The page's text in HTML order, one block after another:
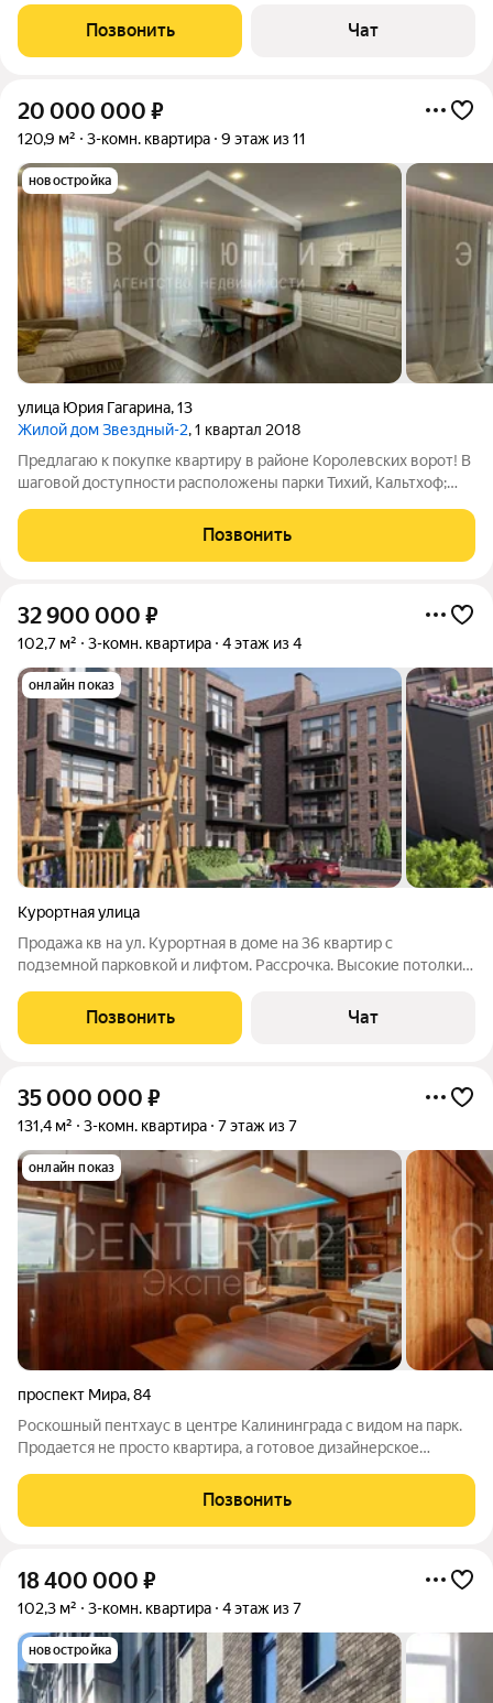
Суперпланировка, большая кухня-столовая с камином и
панорамными окнами! Все комнаты изолированные,
Позвонить Чат
20 000 000 ₽
120,9 м² 3-комн. квартира 9 этаж из 11
новостройка
улица Юрия Гагарина,13
Жилой дом Звездный-2, 1 квартал 2018
Предлагаю к покупке квартиру в районе Королевских ворот! В
шаговой доступности расположены парки Тихий, Кальтхоф;
супермаркеты, кафе и рестораны. До цента города 10 минут на
машине. До выезда
Позвонить
32 900 000 ₽
102,7 м² 3-комн. квартира 4 этаж из 4
онлайн показ
Курортная улица
Продажа кв на ул. Курортная в доме на 36 квартир с
подземной парковкой и лифтом. Рассрочка. Высокие потолки,
балконы, 1-й этаж с террасами придомовой территорией,
вентилируемый фасад с подсветкой,
Позвонить Чат
35 000 000 ₽
131,4 м² 3-комн. квартира 7 этаж из 7
онлайн показ
проспект Мира,84
Роскошный пентхаус в центре Калининграда с видом на парк.
Продается не просто квартира, а готовое дизайнерское
тех, кто ценит тишину в центре города, утренний кофе с видом
на кирху королевы
Позвонить
18 400 000 ₽
102,3 м² 3-комн. квартира 4 этаж из 7
новостройка